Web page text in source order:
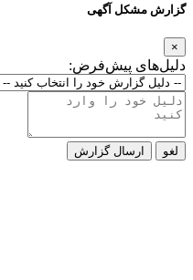
گزارش مشکل آگهی
×
دلیل‌های پیش‌فرض:
لغو ارسال گزارش